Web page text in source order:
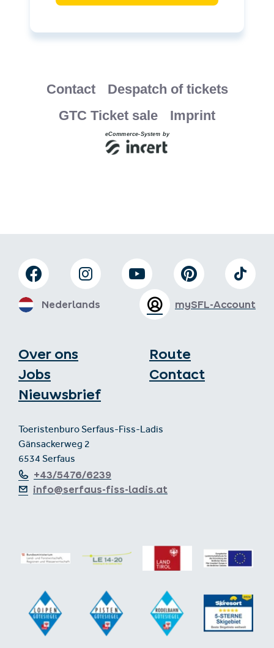
Over ons
Jobs
Nieuwsbrief
Route
Contact
Toeristenburo Serfaus-Fiss-Ladis
Gänsackerweg 2
6534 Serfaus
+43/5476/6239
info@serfaus-fiss-ladis.at
mySFL-Account
Nederlands